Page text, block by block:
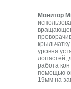
Монитор
уровня
лопастей,
работа
помощью
19мм на